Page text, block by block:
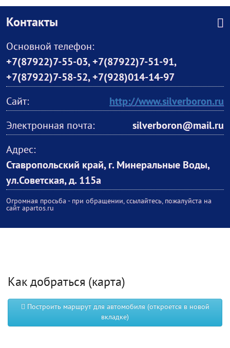
Контакты
Основной телефон:
+7(87922)7-55-03,+7(87922)7-51-91,
+7(87922)7-58-52,+7(928)014-14-97
Сайт:
http://www.silverboron.ru
Электронная почта:
silverboron@mail.ru
Адрес:
Ставропольский край, г. Минеральные Воды,
ул.Советская, д. 115а
Огромная просьба - при обращении, ссылайтесь, пожалуйста на
сайт apartos.ru
Как добраться (карта)
Построить маршрут для автомобиля (откроется в новой
вкладке)